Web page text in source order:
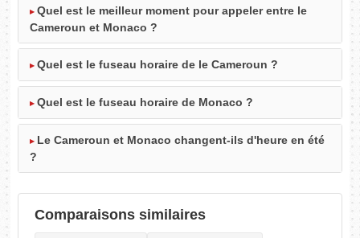
Quel est le meilleur moment pour appeler entre le
Cameroun et Monaco ?
Quel est le fuseau horaire de le Cameroun ?
Quel est le fuseau horaire de Monaco ?
Le Cameroun et Monaco changent-ils d'heure en été
?
Comparaisons similaires